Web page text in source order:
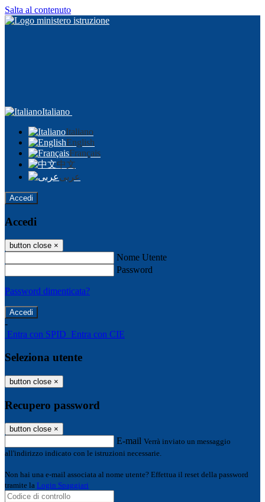
Salta al contenuto
Italiano
Italiano
English
Français
中文
عربى
Accedi
Accedi
button close ×
Nome Utente
Password
Password dimenticata?
-
Entra con SPID Entra con CIE
Seleziona utente
button close ×
Recupero password
button close ×
E-mail Verrà inviato un messaggio
all'indirizzo indicato con le istruzioni necessarie.
Non hai una e-mail associata al nome utente? Effettua il reset della password
tramite la Login Spaggiari